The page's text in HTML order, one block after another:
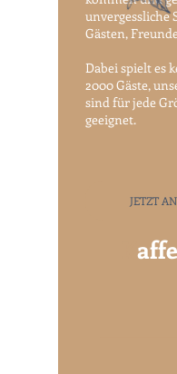
Gästen,
Dabei spielt es
2000 Gäste,
sind für jede
geeignet.
JETZT